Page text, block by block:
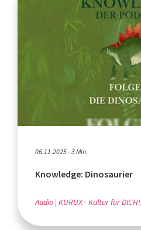
06.11.2025 - 3 Min.
Knowledge: Dinosaurier
Audio KURUX - Kultur für